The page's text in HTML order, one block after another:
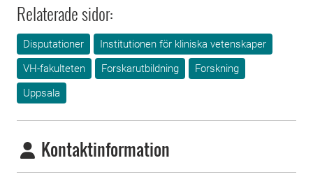
Relaterade sidor:
Disputationer
Institutionen för kliniska vetenskaper
VH-fakulteten
Forskarutbildning
Forskning
Uppsala
Kontaktinformation